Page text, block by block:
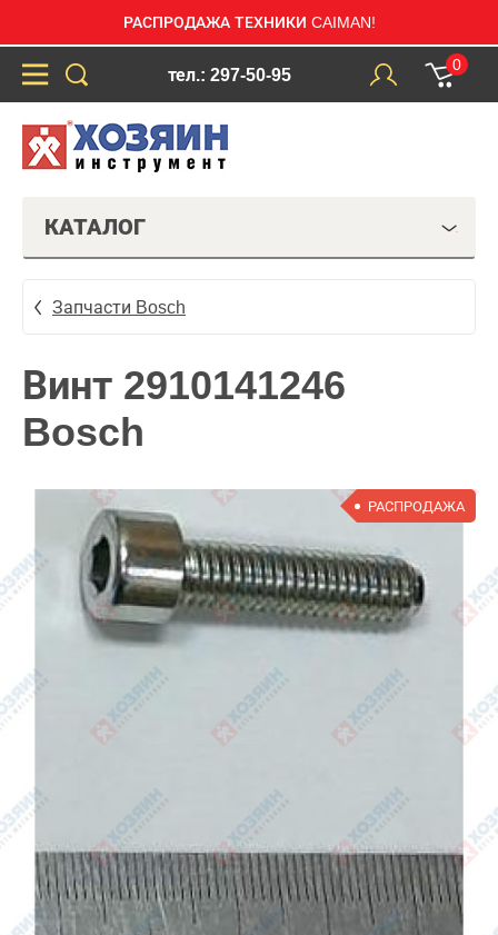
РАСПРОДАЖА ТЕХНИКИ CAIMAN!
тел.: 297-50-95
0
КАТАЛОГ
Запчасти Bosch
Винт 2910141246
Bosch
РАСПРОДАЖА